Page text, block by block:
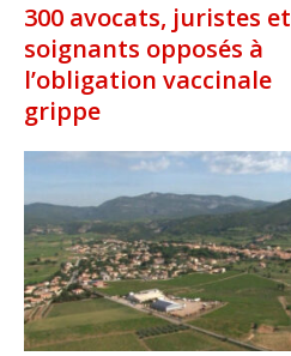
300 avocats, juristes et
soignants opposés à
l’obligation vaccinale
grippe